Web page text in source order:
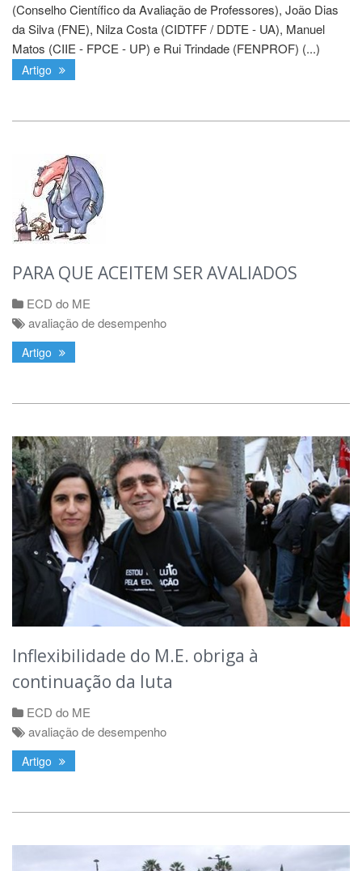
(Conselho Científico da Avaliação de Professores), João Dias
da Silva (FNE), Nilza Costa (CIDTFF / DDTE - UA), Manuel
Matos (CIIE - FPCE - UP) e Rui Trindade (FENPROF) (...)
Artigo
PARA QUE ACEITEM SER AVALIADOS
ECD do ME
avaliação de desempenho
Artigo
Inflexibilidade do M.E. obriga à
continuação da luta
ECD do ME
avaliação de desempenho
Artigo